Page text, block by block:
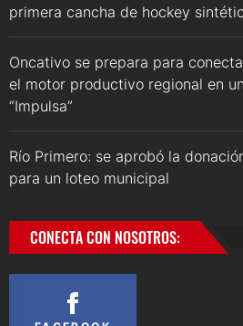
primera cancha de hockey
Oncativo se prepara para
el motor productivo regional en
“Impulsa”
Río Primero: se aprobó la
para un loteo municipal
CONECTA CON NOSOTROS: